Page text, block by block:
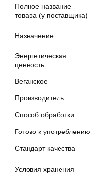
Полное название
товара (у поставщика)
Назначение
Энергетическая
ценность
Веганское
Производитель
Способ обработки
Готово к употреблению
Стандарт качества
Условия хранения